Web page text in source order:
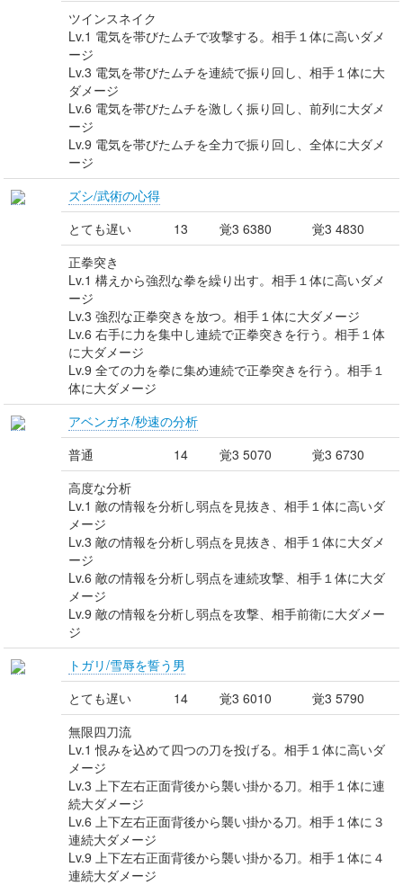
ツインスネイク
Lv.1 電気を帯びたムチで攻撃する。相手１体に高いダメ
ージ
Lv.3 電気を帯びたムチを連続で振り回し、相手１体に大
ダメージ
Lv.6 電気を帯びたムチを激しく振り回し、前列に大ダメ
ージ
Lv.9 電気を帯びたムチを全力で振り回し、全体に大ダメ
ージ
ズシ/武術の心得
とても遅い
13 覚3 6380
覚3 4830
正拳突き
Lv.1 構えから強烈な拳を繰り出す。相手１体に高いダメ
ージ
Lv.3 強烈な正拳突きを放つ。相手１体に大ダメージ
Lv.6 右手に力を集中し連続で正拳突きを行う。相手１体
に大ダメージ
Lv.9 全ての力を拳に集め連続で正拳突きを行う。相手１
体に大ダメージ
アベンガネ/秒速の分析
普通
14 覚3 5070
覚3 6730
高度な分析
Lv.1 敵の情報を分析し弱点を見抜き、相手１体に高いダ
メージ
Lv.3 敵の情報を分析し弱点を見抜き、相手１体に大ダメ
ージ
Lv.6 敵の情報を分析し弱点を連続攻撃、相手１体に大ダ
メージ
Lv.9 敵の情報を分析し弱点を攻撃、相手前衛に大ダメー
ジ
トガリ/雪辱を誓う男
とても遅い
14 覚3 6010
覚3 5790
無限四刀流
Lv.1 恨みを込めて四つの刀を投げる。相手１体に高いダ
メージ
Lv.3 上下左右正面背後から襲い掛かる刀。相手１体に連
続大ダメージ
Lv.6 上下左右正面背後から襲い掛かる刀。相手１体に３
連続大ダメージ
Lv.9 上下左右正面背後から襲い掛かる刀。相手１体に４
連続大ダメージ